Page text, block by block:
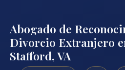
Abogado de
Divorcio Extranjero
Stafford, VA